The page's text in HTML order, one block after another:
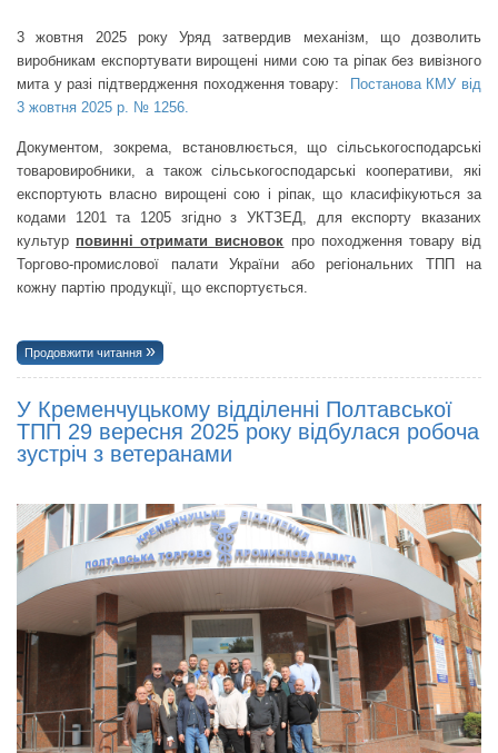
3 жовтня 2025 року Уряд затвердив механізм, що дозволить
виробникам експортувати вирощені ними сою та ріпак без вивізного
мита у разі підтвердження походження товару:
Постанова КМУ від
3 жовтня 2025 р. № 1256.
Документом, зокрема, встановлюється, що сільськогосподарські
товаровиробники, а також сільськогосподарські кооперативи, які
експортують власно вирощені сою і ріпак, що класифікуються за
кодами 1201 та 1205 згідно з УКТЗЕД, для експорту вказаних
культур повинні отримати висновок про походження товару від
Торгово-промислової палати України або регіональних ТПП на
кожну партію продукції, що експортується.
Продовжити читання
У Кременчуцькому відділенні Полтавської
ТПП 29 вересня 2025 року відбулася робоча
зустріч з ветеранами